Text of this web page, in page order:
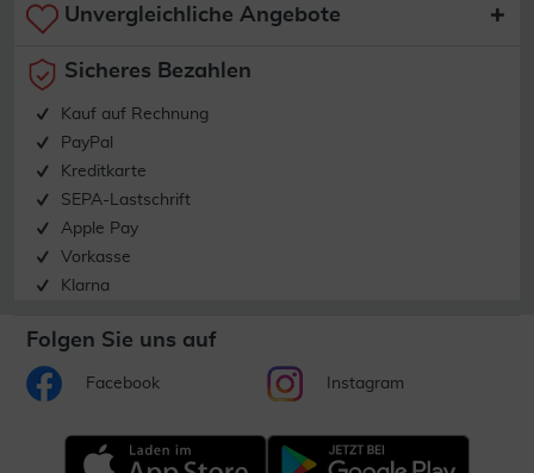
Unvergleichliche Angebote
Sicheres Bezahlen
Kauf auf Rechnung
PayPal
Kreditkarte
SEPA-Lastschrift
Apple Pay
Vorkasse
Klarna
Folgen Sie uns auf
Facebook Instagram